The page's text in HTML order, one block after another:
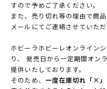
すので予めご了承ください。
また、売り切れ等の理由で商
メールにてご連絡させていただ
ホビーラホビーレオンライン
り、 発売日から一定期間オン
提供いたしております。
そのため、 一度在庫切れ「×